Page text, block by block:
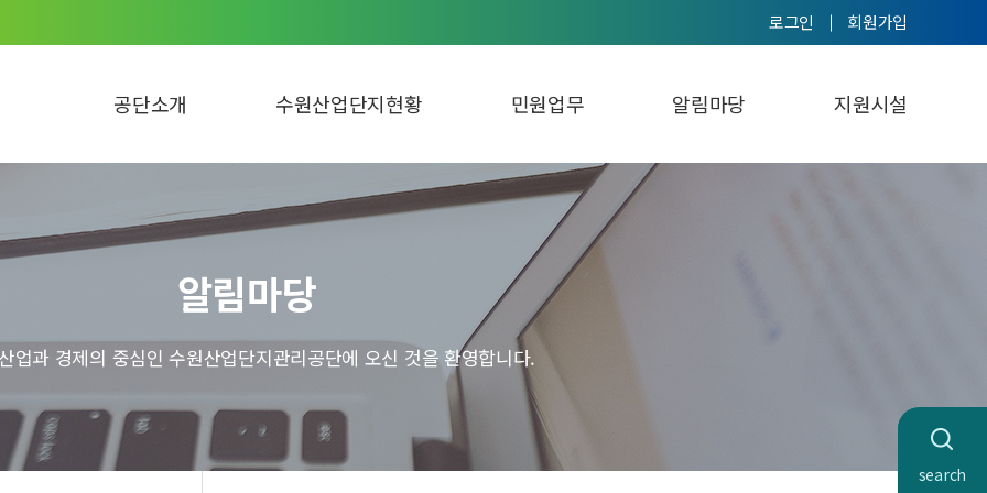
로그인 회원가입
공단소개 수원산업단지현황 민원업무 알림마당 지원시설
알림마당
업과 경제의 중심인 수원산업단지관리공단에 오신 것을 환영합니다.
search